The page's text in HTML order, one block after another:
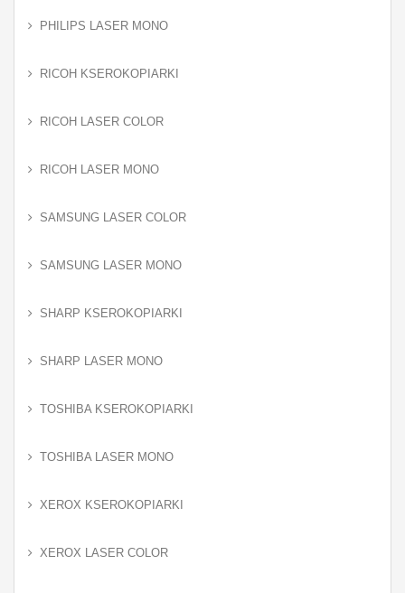
PHILIPS LASER MONO
RICOH KSEROKOPIARKI
RICOH LASER COLOR
RICOH LASER MONO
SAMSUNG LASER COLOR
SAMSUNG LASER MONO
SHARP KSEROKOPIARKI
SHARP LASER MONO
TOSHIBA KSEROKOPIARKI
TOSHIBA LASER MONO
XEROX KSEROKOPIARKI
XEROX LASER COLOR